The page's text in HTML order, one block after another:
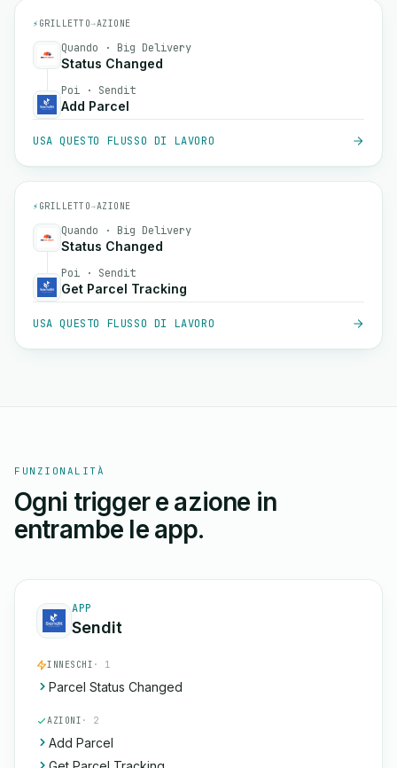
⚡ GRILLETTO→AZIONE
Quando · Big Delivery
Status Changed
Poi · Sendit
Add Parcel
USA QUESTO FLUSSO DI LAVORO
⚡ GRILLETTO→AZIONE
Quando · Big Delivery
Status Changed
Poi · Sendit
Get Parcel Tracking
USA QUESTO FLUSSO DI LAVORO
FUNZIONALITÀ
Ogni trigger e azione in
entrambe le app.
APP
Sendit
INNESCHI · 1
Parcel Status Changed
AZIONI · 2
Add Parcel